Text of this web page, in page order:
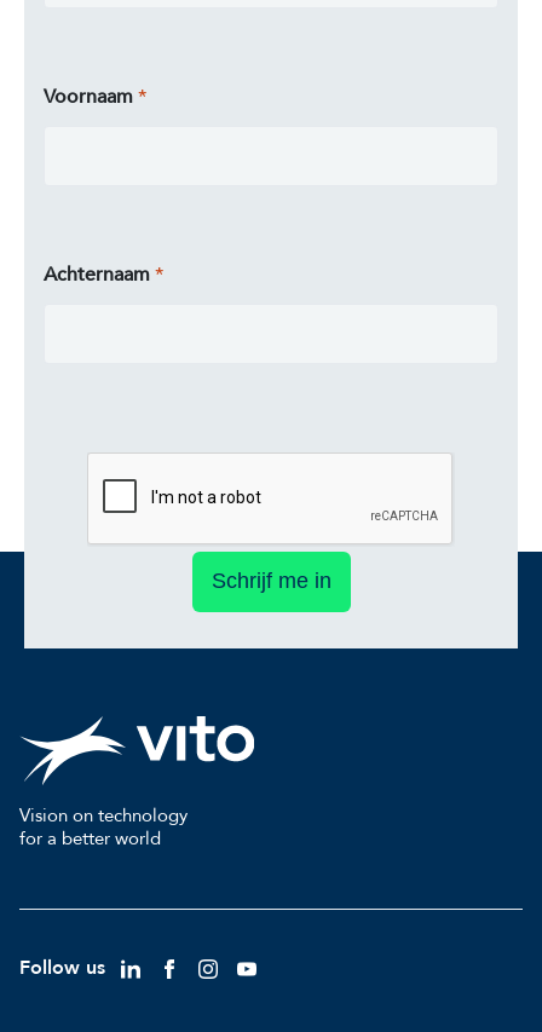
Voornaam
Achternaam
Schrijf me in
Vision on technology
for a better world
Follow us